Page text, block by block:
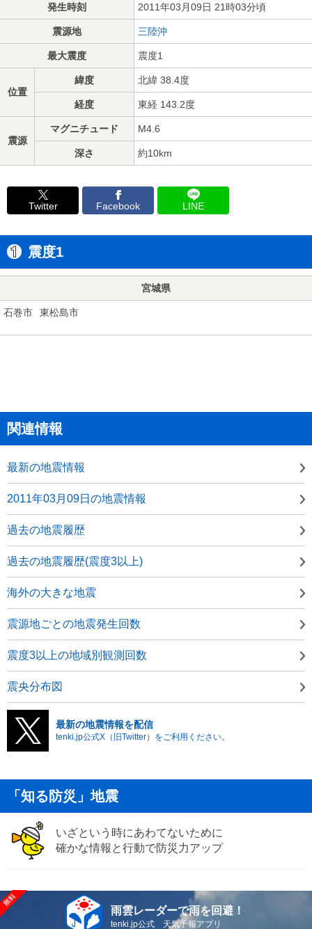
発生時刻 2011年03月09日 21時03分頃
震源地 三陸沖
最大震度 震度1
位置
緯度 北緯 38.4度
経度 東経 143.2度
震源
マグニチュード M4.6
深さ 約10km
Twitter Facebook LINE
震度1
宮城県
石巻市 東松島市
関連情報
最新の地震情報
2011年03月09日の地震情報
過去の地震履歴
過去の地震履歴(震度3以上)
海外の大きな地震
震源地ごとの地震発生回数
震度3以上の地域別観測回数
震央分布図
最新の地震情報を配信
tenki.jp公式X（旧Twitter）をご利用ください。
「知る防災」地震
いざという時にあわてないために
確かな情報と行動で防災力アップ
雨雲レーダーで雨を回避！
tenki.jp公式 天気予報アプリ